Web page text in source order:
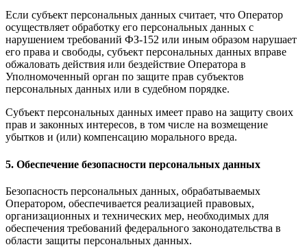
Если субъект персональных данных считает, что Оператор
осуществляет обработку его персональных данных с
нарушением требований ФЗ-152 или иным образом нарушает
его права и свободы, субъект персональных данных вправе
обжаловать действия или бездействие Оператора в
Уполномоченный орган по защите прав субъектов
персональных данных или в судебном порядке.
Субъект персональных данных имеет право на защиту своих
прав и законных интересов, в том числе на возмещение
убытков и (или) компенсацию морального вреда.
5. Обеспечение безопасности персональных данных
Безопасность персональных данных, обрабатываемых
Оператором, обеспечивается реализацией правовых,
организационных и технических мер, необходимых для
обеспечения требований федерального законодательства в
области защиты персональных данных.